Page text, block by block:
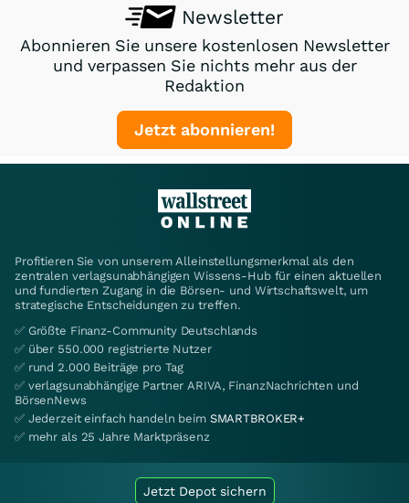
Newsletter
Abonnieren Sie unsere kostenlosen Newsletter
und verpassen Sie nichts mehr aus der
Redaktion
Jetzt abonnieren!
Profitieren Sie von unserem Alleinstellungsmerkmal als den
zentralen verlagsunabhängigen Wissens-Hub für einen aktuellen
und fundierten Zugang in die Börsen- und Wirtschaftswelt, um
strategische Entscheidungen zu treffen.
✅ Größte Finanz-Community Deutschlands
✅ über 550.000 registrierte Nutzer
✅ rund 2.000 Beiträge pro Tag
✅ verlagsunabhängige Partner ARIVA, FinanzNachrichten und
BörsenNews
✅ Jederzeit einfach handeln beim SMARTBROKER+
✅ mehr als 25 Jahre Marktpräsenz
Jetzt Depot sichern